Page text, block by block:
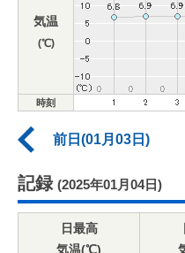
気温
(℃)
時刻
前日(01月03日)
記録 (2025年01月04日)
日最高
気温(℃)